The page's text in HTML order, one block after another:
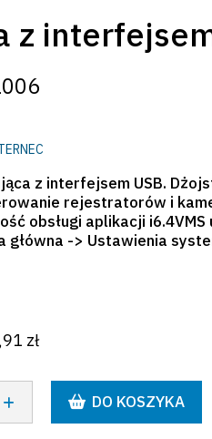
z
z interfejsem USB.
rejestratorów i
obsługi aplikacji
główna -> Ustawienia
zł
DO KOSZYKA